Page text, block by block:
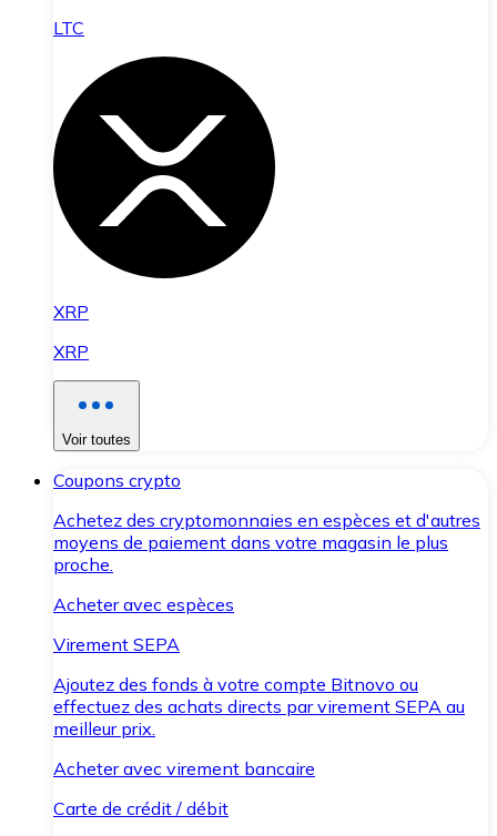
LTC
XRP
XRP
Voir toutes
Coupons crypto
Achetez des cryptomonnaies en espèces et d'autres
moyens de paiement dans votre magasin le plus
proche.
Acheter avec espèces
Virement SEPA
Ajoutez des fonds à votre compte Bitnovo ou
effectuez des achats directs par virement SEPA au
meilleur prix.
Acheter avec virement bancaire
Carte de crédit / débit